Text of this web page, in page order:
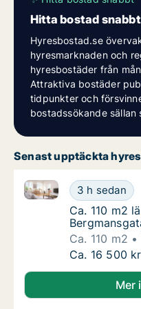
Hitta bostad snabbt
Hyresbostad.se
hyresmarknaden och
hyresbostäder från
Attraktiva bostäder
tidpunkter och
bostadssökande
Senast upptäckta
Ca. 110 m2
3 h sedan
Ca. 110 m2 lägenhet
Ca. 110 m2
Ca. 110 m2
Ca. 110 m2
Ca. 110 m2
Ca. 16 500
Mer